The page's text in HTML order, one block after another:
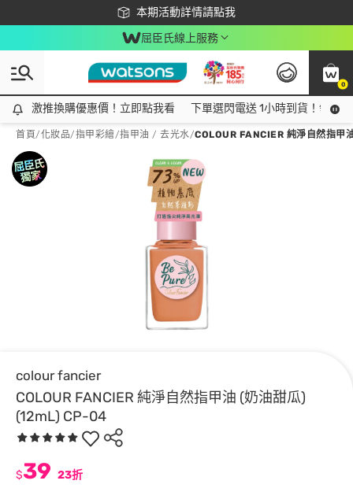
本期活動詳情請點我
下載app最高回饋$350
屈臣氏線上服務
0
激推換購優惠價！立即點我看
激推換購優惠價！立即點我看 下單選閃電送 1小時到貨！領神
首頁/化妝品/指甲彩繪/指甲油 / 去光水/COLOUR FANCIER 純淨自然指
colour fancier
COLOUR FANCIER 純淨自然指甲油 (奶油甜瓜)
(12mL) CP-04
$39 23折